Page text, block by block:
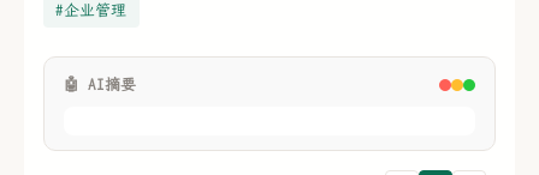
#企业管理
🤖 AI摘要